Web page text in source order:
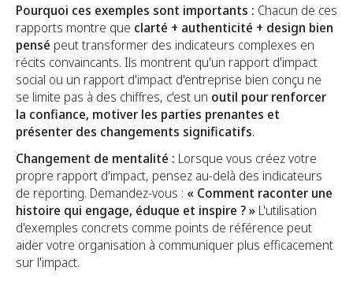
Pourquoi ces exemples sont importants : Chacun de ces
rapports montre que clarté + authenticité + design bien
pensé peut transformer des indicateurs complexes en
récits convaincants. Ils montrent qu'un rapport d'impact
social ou un rapport d'impact d'entreprise bien conçu ne
se limite pas à des chiffres, c'est un outil pour renforcer
la confiance, motiver les parties prenantes et
présenter des changements significatifs.
Changement de mentalité : Lorsque vous créez votre
propre rapport d'impact, pensez au-delà des indicateurs
de reporting. Demandez-vous : « Comment raconter une
histoire qui engage, éduque et inspire ? » L'utilisation
d'exemples concrets comme points de référence peut
aider votre organisation à communiquer plus efficacement
sur l'impact.